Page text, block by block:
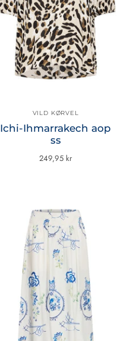
VILD KØRVEL
Ichi-Ihmarrakech aop
ss
249,95 kr